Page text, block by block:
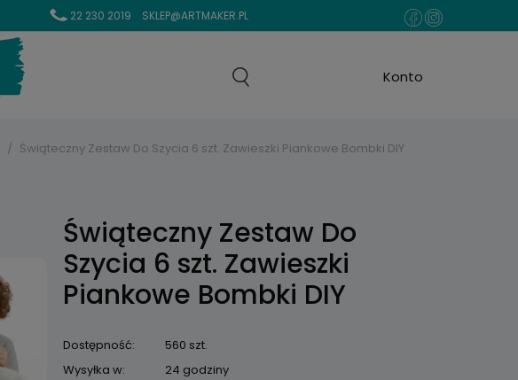
22 230 2019 SKLEP@ARTMAKER.PL
Świąteczny Zestaw Do Szycia 6 szt. Zawieszki Piankowe Bombki DIY
Świąteczny Zestaw Do
Szycia 6 szt. Zawieszki
Piankowe Bombki DIY
Dostępność:
560 szt.
Wysyłka w:
24 godziny